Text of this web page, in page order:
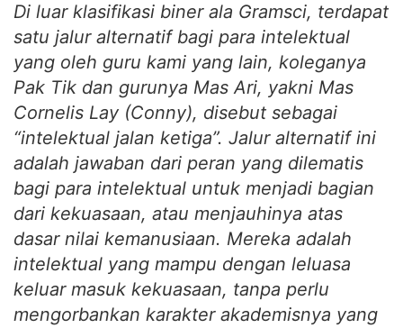
Di luar klasifikasi biner ala Gramsci, terdapat
satu jalur alternatif bagi para intelektual
yang oleh guru kami yang lain, koleganya
Pak Tik dan gurunya Mas Ari, yakni Mas
Cornelis Lay (Conny), disebut sebagai
“intelektual jalan ketiga”. Jalur alternatif ini
adalah jawaban dari peran yang dilematis
bagi para intelektual untuk menjadi bagian
dari kekuasaan, atau menjauhinya atas
dasar nilai kemanusiaan. Mereka adalah
intelektual yang mampu dengan leluasa
keluar masuk kekuasaan, tanpa perlu
mengorbankan karakter akademisnya yang